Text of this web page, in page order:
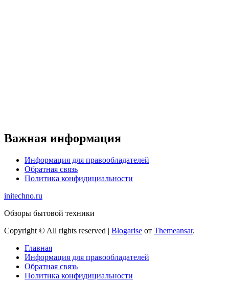
Важная информация
Информация для правообладателей
Обратная связь
Политика конфидициальности
initechno.ru
Обзоры бытовой техники
Copyright © All rights reserved | Blogarise от Themeansar.
Главная
Информация для правообладателей
Обратная связь
Политика конфидициальности